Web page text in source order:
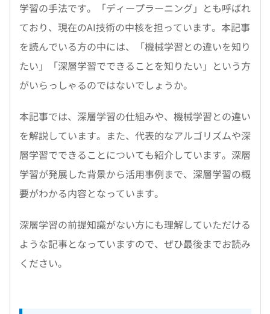
学習の手法です。「ディープラーニング」とも呼ばれ
ており、現在のAI技術の中核を担っています。本記事
を読んでいる方の中には、「機械学習との違いを知り
たい」「深層学習でできることを知りたい」という方
がいらっしゃるのではないでしょうか。
本記事では、深層学習の仕組みや、機械学習との違い
を解説しています。また、代表的なアルゴリズムや深
層学習でできることについても紹介しています。深層
学習が発展した背景から活用事例まで、深層学習の概
要がわかる内容となっています。
深層学習の前提知識がない方にも理解していただける
ような記事となっていますので、ぜひ最後までお読み
ください。